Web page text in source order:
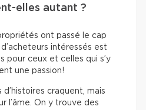
elles autant ?
ont passé le cap
intéressés est
pour ceux et celles qui s’y
une passion!
d’histoires craquent, mais
l’âme. On y trouve des